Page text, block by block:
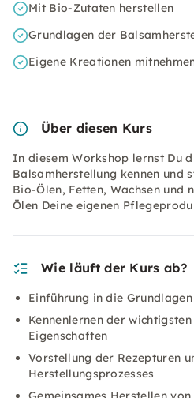
Mit Bio-Zutaten herstellen
Grundlagen der
Eigene Kreationen
Über diesen Kurs
In diesem Workshop lernst Du
Balsamherstellung kennen und
Bio-Ölen, Fetten, Wachsen und
Ölen Deine eigenen
Wie läuft der Kurs ab?
Einführung in die
Kennenlernen der
Eigenschaften
Vorstellung der Rezepturen
Herstellungsprozesses